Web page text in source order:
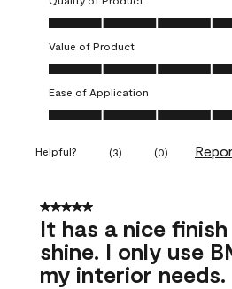
Quality of Product, 5.0 out of 5
Value of Product
Value of Product, 5.0 out of 5
Ease of Application
Ease of Application, 5.0 out of 5
Helpful? (3) (0)
5 out of 5 stars.
It has a nice
shine. I only use
my interior needs.